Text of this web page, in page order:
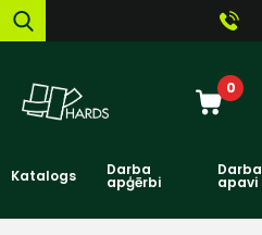
0
Katalogs Darba
apģērbi
Darba
apavi